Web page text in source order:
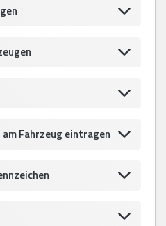
Fahrzeug eintragen